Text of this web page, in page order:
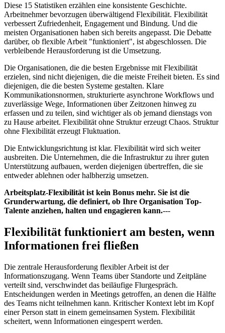
Diese 15 Statistiken erzählen eine konsistente Geschichte.
Arbeitnehmer bevorzugen überwältigend Flexibilität. Flexibilität
verbessert Zufriedenheit, Engagement und Bindung. Und die
meisten Organisationen haben sich bereits angepasst. Die Debatte
darüber, ob flexible Arbeit "funktioniert", ist abgeschlossen. Die
verbleibende Herausforderung ist die Umsetzung.
Die Organisationen, die die besten Ergebnisse mit Flexibilität
erzielen, sind nicht diejenigen, die die meiste Freiheit bieten. Es sind
diejenigen, die die besten Systeme gestalten. Klare
Kommunikationsnormen, strukturierte asynchrone Workflows und
zuverlässige Wege, Informationen über Zeitzonen hinweg zu
erfassen und zu teilen, sind wichtiger als ob jemand dienstags von
zu Hause arbeitet. Flexibilität ohne Struktur erzeugt Chaos. Struktur
ohne Flexibilität erzeugt Fluktuation.
Die Entwicklungsrichtung ist klar. Flexibilität wird sich weiter
ausbreiten. Die Unternehmen, die die Infrastruktur zu ihrer guten
Unterstützung aufbauen, werden diejenigen übertreffen, die sie
entweder ablehnen oder halbherzig umsetzen.
Arbeitsplatz-Flexibilität ist kein Bonus mehr. Sie ist die
Grunderwartung, die definiert, ob Ihre Organisation Top-
Talente anziehen, halten und engagieren kann.---
Flexibilität funktioniert am besten, wenn
Informationen frei fließen
Die zentrale Herausforderung flexibler Arbeit ist der
Informationszugang. Wenn Teams über Standorte und Zeitpläne
verteilt sind, verschwindet das beiläufige Flurgespräch.
Entscheidungen werden in Meetings getroffen, an denen die Hälfte
des Teams nicht teilnehmen kann. Kritischer Kontext lebt im Kopf
einer Person statt in einem gemeinsamen System. Flexibilität
scheitert, wenn Informationen eingesperrt werden.